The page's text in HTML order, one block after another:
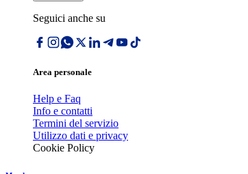
Seguici anche su
Area personale
Help e Faq
Info e contatti
Termini del servizio
Utilizzo dati e privacy
Cookie Policy